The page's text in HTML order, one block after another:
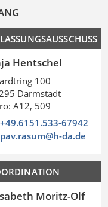
Hentschel
100
Darmstadt
A12, 509
+49.6151.533-67942
pav.rasum@h-da.de
Moritz-Olf